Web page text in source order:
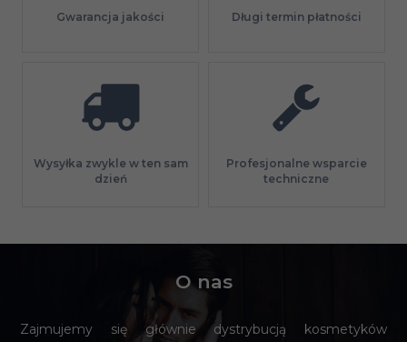
Gwarancja jakości Długi termin płatności
Wysyłka zwykle w ten sam
dzień
Profesjonalne wsparcie
techniczne
O nas
Zajmujemy się głównie dystrybucją kosmetyków